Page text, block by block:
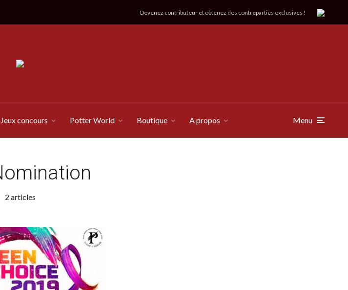
Devenez contributeur et obtenez des contreparties exclusives !
Jeux concours Potter World Boutique A propos Menu
2 articles